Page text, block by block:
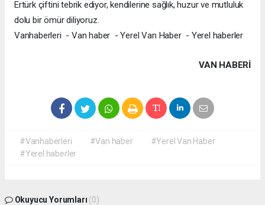
Ertürk çiftini tebrik ediyor, kendilerine sağlık, huzur ve mutluluk
dolu bir ömür diliyoruz.
Vanhaberleri - Van haber - Yerel Van Haber - Yerel haberler
VAN HABERİ
#Vanhaberleri #Van haber
#Yerel Van Haber
#Yerel haberler
Okuyucu Yorumları (0)